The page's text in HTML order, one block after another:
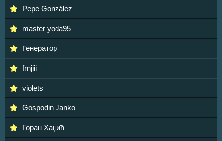
Pepe González
master yoda95
Генератор
frnjiii
violets
Gospodin Janko
Горан Хаџић